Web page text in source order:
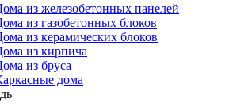
из железобетонных панелей
из газобетонных блоков
из керамических блоков
из кирпича
из бруса
дома